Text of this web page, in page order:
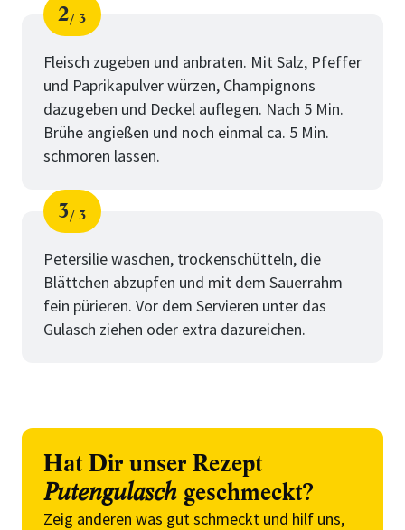
Schritt
2
von
3
Fleisch zugeben und anbraten. Mit Salz, Pfeffer
und Paprikapulver würzen, Champignons
dazugeben und Deckel auflegen. Nach 5 Min.
Brühe angießen und noch einmal ca. 5 Min.
schmoren lassen.
Schritt
3
von
3
Petersilie waschen, trockenschütteln, die
Blättchen abzupfen und mit dem Sauerrahm
fein pürieren. Vor dem Servieren unter das
Gulasch ziehen oder extra dazureichen.
Hat Dir unser Rezept
Putengulasch geschmeckt?
Zeig anderen was gut schmeckt und hilf uns,